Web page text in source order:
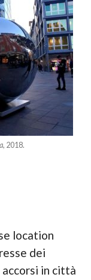
, 2018.
location
dei
in città